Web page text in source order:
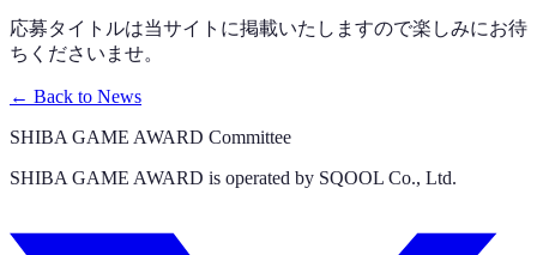
応募タイトルは当サイトに掲載いたしますので楽しみにお待
ちくださいませ。
← Back to News
SHIBA GAME AWARD Committee
SHIBA GAME AWARD is operated by SQOOL Co., Ltd.